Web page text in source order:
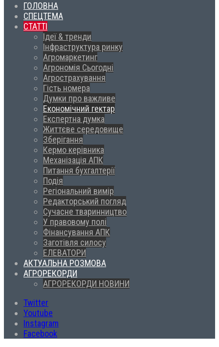
ГОЛОВНА
СПЕЦТЕМА
СТАТТІ
Ідеї & тренди
Інфраструктура ринку
Агромаркетинг
Агрономія Сьогодні
Агрострахування
Гість номера
Думки про важливе
Економічний гектар
Експертна думка
Життєве середовище
Зберігання
Кермо керівника
Механізація АПК
Питання бухгалтерії
Подія
Регіональний вимір
Редакторський погляд
Сучасне тваринництво
У правовому полі
Фінансування АПК
Заготівля силосу
ЕЛЕВАТОРИ
АКТУАЛЬНА РОЗМОВА
АГРОРЕКОРДИ
АГРОРЕКОРДИ НОВИНИ
Twitter
Youtube
Instagram
Facebook